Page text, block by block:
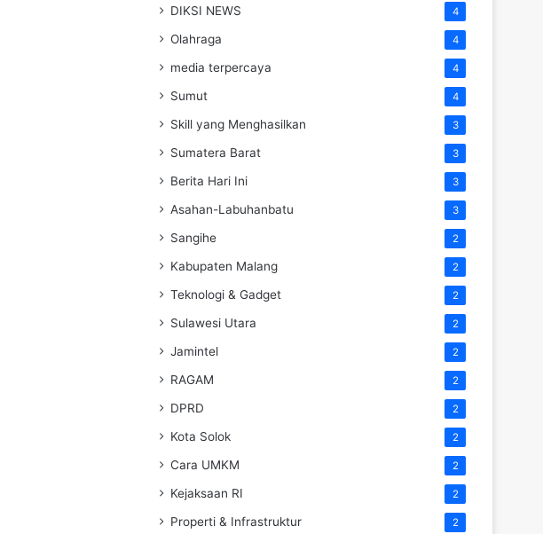
DIKSI NEWS 4
Olahraga 4
media terpercaya 4
Sumut 4
Skill yang Menghasilkan 3
Sumatera Barat 3
Berita Hari Ini 3
Asahan-Labuhanbatu 3
Sangihe 2
Kabupaten Malang 2
Teknologi & Gadget 2
Sulawesi Utara 2
Jamintel 2
RAGAM 2
DPRD 2
Kota Solok 2
Cara UMKM 2
Kejaksaan RI 2
Properti & Infrastruktur 2